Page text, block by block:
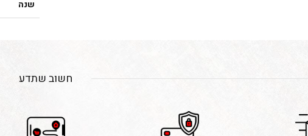
שנה
חשוב שתדע